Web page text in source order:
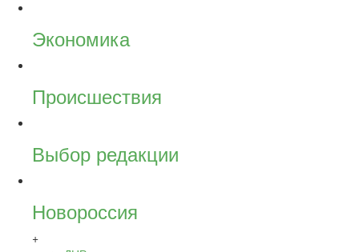
Экономика
Происшествия
Выбор редакции
Новороссия
+